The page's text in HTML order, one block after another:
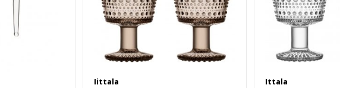
Iittala Ittala